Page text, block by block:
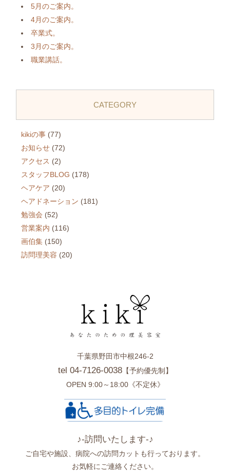
5月のご案内。
4月のご案内。
卒業式。
3月のご案内。
職業講話。
CATEGORY
kikiの事 (77)
お知らせ (72)
アクセス (2)
スタッフBLOG (178)
ヘアケア (20)
ヘアドネーション (181)
勉強会 (52)
営業案内 (116)
画伯集 (150)
訪問理美容 (20)
千葉県野田市中根246-2
tel 04-7126-0038【予約優先制】
OPEN 9:00～18:00《不定休》
♪-訪問いたします-♪
ご自宅や施設、病院への訪問カットも行っております。
お気軽にご連絡ください。